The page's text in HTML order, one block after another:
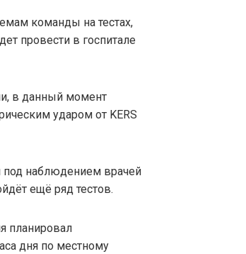
команды на тестах,
провести в госпитале
в данный момент
ударом от KERS
под наблюдением врачей
ещё ряд тестов.
планировал
дня по местному